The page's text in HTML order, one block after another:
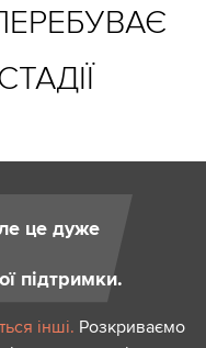
це дуже
підтримки.
інші. Розкриваємо